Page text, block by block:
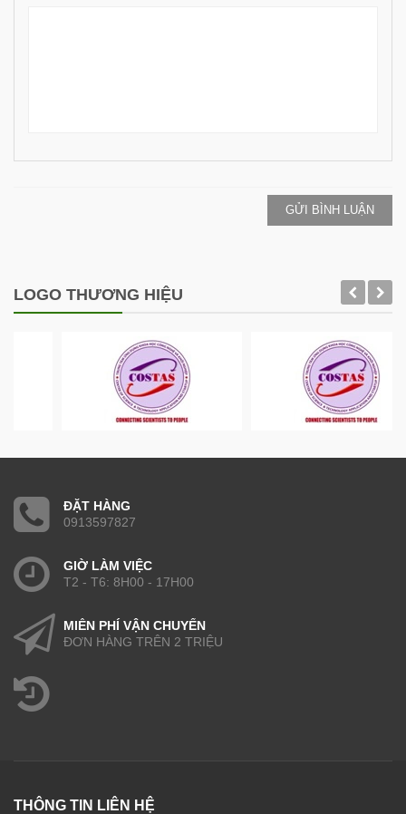
GỬI BÌNH LUẬN
LOGO THƯƠNG HIỆU
ĐẶT HÀNG
0913597827
GIỜ LÀM VIỆC
T2 - T6: 8H00 - 17H00
MIỄN PHÍ VẬN CHUYỂN
ĐƠN HÀNG TRÊN 2 TRIỆU
THÔNG TIN LIÊN HỆ